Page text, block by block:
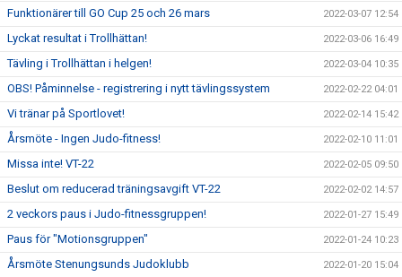
Funktionärer till GO Cup 25 och 26 mars 2022-03-07 12:54
Lyckat resultat i Trollhättan! 2022-03-06 16:49
Tävling i Trollhättan i helgen! 2022-03-04 10:35
OBS! Påminnelse - registrering i nytt tävlingssystem 2022-02-22 04:01
Vi tränar på Sportlovet! 2022-02-14 15:42
Årsmöte - Ingen Judo-fitness! 2022-02-10 11:01
Missa inte! VT-22 2022-02-05 09:50
Beslut om reducerad träningsavgift VT-22 2022-02-02 14:57
2 veckors paus i Judo-fitnessgruppen! 2022-01-27 15:49
Paus för "Motionsgruppen" 2022-01-24 10:23
Årsmöte Stenungsunds Judoklubb 2022-01-20 15:04